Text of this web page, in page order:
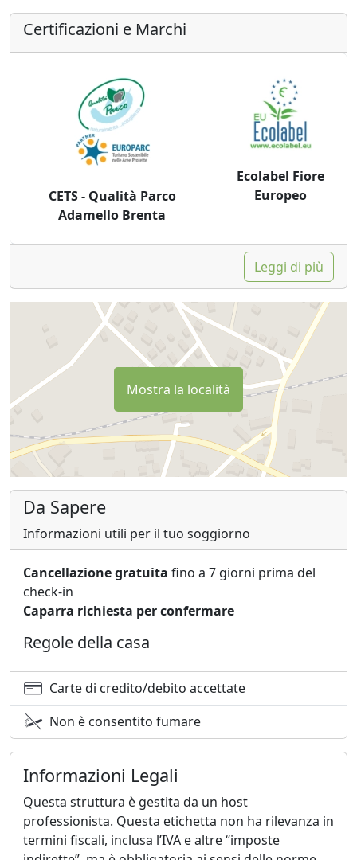
Certificazioni e Marchi
CETS - Qualità Parco
Adamello Brenta
Ecolabel Fiore
Europeo
Leggi di più
Mostra la località
Da Sapere
Informazioni utili per il tuo soggiorno
Cancellazione gratuita fino a 7 giorni prima del
check-in
Caparra richiesta per confermare
Regole della casa
Carte di credito/debito accettate
Non è consentito fumare
Informazioni Legali
Questa struttura è gestita da un host
professionista. Questa etichetta non ha rilevanza in
termini fiscali, inclusa l’IVA e altre “imposte